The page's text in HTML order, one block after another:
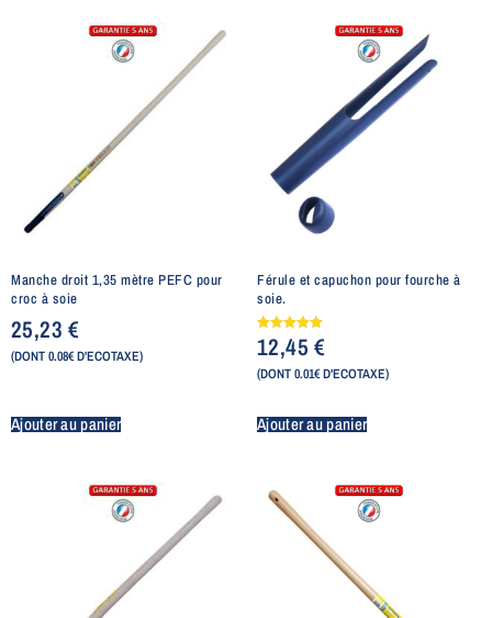
Manche droit 1,35 mètre PEFC pour
croc à soie
25,23€
(DONT 0.08€ D'ECOTAXE)
Ajouter au panier
Férule et capuchon pour fourche à
soie.
Note
5.00
12,45€
(DONT 0.01€ D'ECOTAXE)
Ajouter au panier